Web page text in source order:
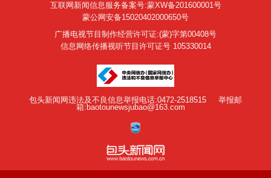
互联网新闻信息服务备案号:蒙XW备201600001号
蒙公网安备15020402000650号
广播电视节目制作经营许可证:(蒙)字第00408号
信息网络传播视听节目许可证号 105330014
包头新闻网违法及不良信息举报电话:0472-2518515
举报邮
箱:baotounewsjubao@163.com